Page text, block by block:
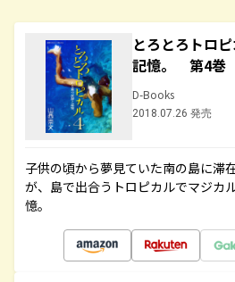
とろとろトロ
記憶。 第4巻
D-Books
2018.07.26 発売
子供の頃から夢見ていた南の島に滞
が、島で出合うトロピカルでマジカ
憶。